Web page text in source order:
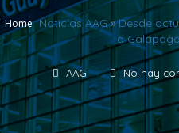
Home Noticias AAG»Desde
a
AAG No hay